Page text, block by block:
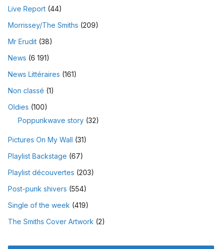
Live Report (44)
Morrissey/The Smiths (209)
Mr Erudit (38)
News (6 191)
News Littéraires (161)
Non classé (1)
Oldies (100)
Poppunkwave story (32)
Pictures On My Wall (31)
Playlist Backstage (67)
Playlist découvertes (203)
Post-punk shivers (554)
Single of the week (419)
The Smiths Cover Artwork (2)